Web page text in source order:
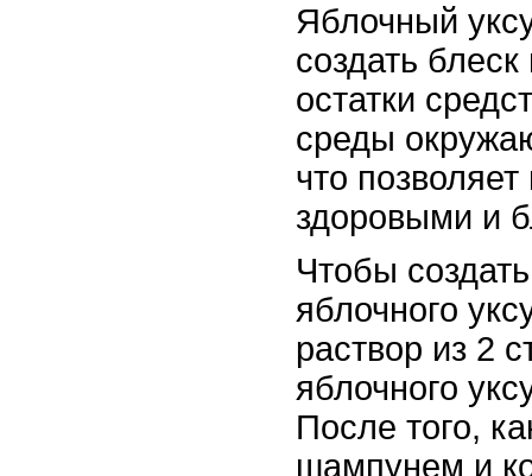
Яблочный
создать
остатки
среды
что
здоровыми и
Чтобы
яблочного
раствор из 2
яблочного
После того,
шампунем и